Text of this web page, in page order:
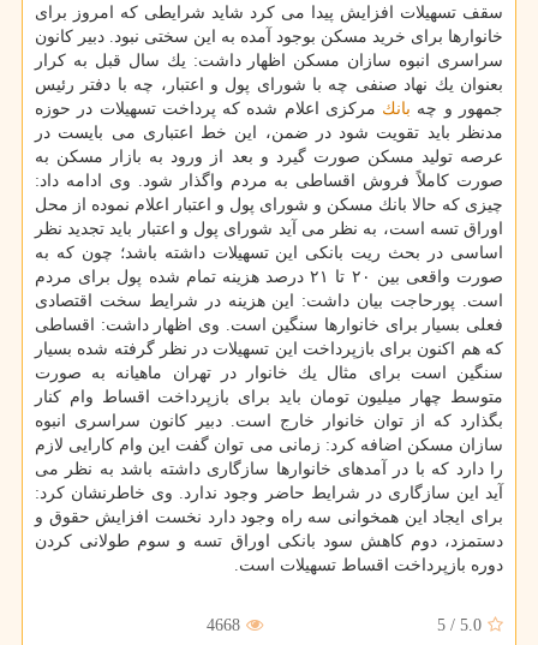
سقف تسهیلات افزایش پیدا می كرد شاید شرایطی كه امروز برای
خانوارها برای خرید مسكن بوجود آمده به این سختی نبود. دبیر كانون
سراسری انبوه سازان مسكن اظهار داشت: یك سال قبل به كرار
بعنوان یك نهاد صنفی چه با شورای پول و اعتبار، چه با دفتر رئیس
جمهور و چه بانك مركزی اعلام شده كه پرداخت تسهیلات در حوزه
مدنظر باید تقویت شود در ضمن، این خط اعتباری می بایست در
عرصه تولید مسكن صورت گیرد و بعد از ورود به بازار مسكن به
صورت كاملاً فروش اقساطی به مردم واگذار شود. وی ادامه داد:
چیزی كه حالا بانك مسكن و شورای پول و اعتبار اعلام نموده از محل
اوراق تسه است، به نظر می آید شورای پول و اعتبار باید تجدید نظر
اساسی در بحث ریت بانكی این تسهیلات داشته باشد؛ چون كه به
صورت واقعی بین ۲۰ تا ۲۱ درصد هزینه تمام شده پول برای مردم
است. پورحاجت بیان داشت: این هزینه در شرایط سخت اقتصادی
فعلی بسیار برای خانوارها سنگین است. وی اظهار داشت: اقساطی
كه هم اكنون برای بازپرداخت این تسهیلات در نظر گرفته شده بسیار
سنگین است برای مثال یك خانوار در تهران ماهیانه به صورت
متوسط چهار میلیون تومان باید برای بازپرداخت اقساط وام كنار
بگذارد كه از توان خانوار خارج است. دبیر كانون سراسری انبوه
سازان مسكن اضافه كرد: زمانی می توان گفت این وام كارایی لازم
را دارد كه با در آمدهای خانوارها سازگاری داشته باشد به نظر می
آید این سازگاری در شرایط حاضر وجود ندارد. وی خاطرنشان كرد:
برای ایجاد این همخوانی سه راه وجود دارد نخست افزایش حقوق و
دستمزد، دوم كاهش سود بانكی اوراق تسه و سوم طولانی كردن
دوره بازپرداخت اقساط تسهیلات است.
5.0
/
5
4668